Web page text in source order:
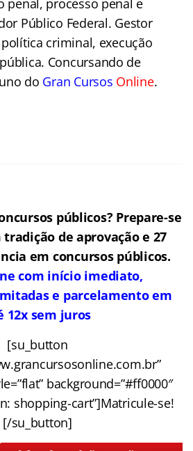
processo penal e
Público Federal. Gestor
criminal, execução
Concursando de
do Gran Cursos Online.
públicos? Prepare-se
de aprovação e 27
em concursos públicos.
com início imediato,
e parcelamento em
12x sem juros
[su_button
background=”#ff0000″
shopping-cart”]Matricule-se!
[/su_button]